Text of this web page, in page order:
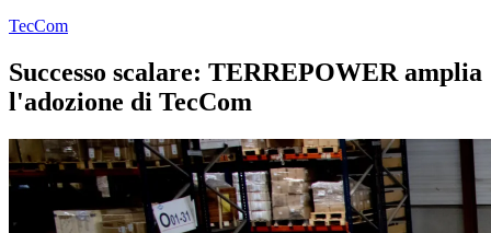
TecCom
Successo scalare: TERREPOWER amplia
l'adozione di TecCom